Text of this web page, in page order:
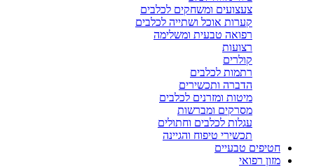
צעצועים ומשחקים לכלבים
קערות אוכל ושתייה לכלבים
רפואה טבעית ומשלימה
רצועות
קולרים
רתמות לכלבים
הדברה ותכשירים
מיטות ומזרנים לכלבים
מסרקים ומברשות
עגלות לכלבים וחתולים
תכשירי טיפוח והגיינה
חטיפים טבעיים
מזון רפואי